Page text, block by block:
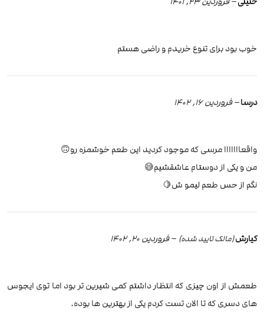
خوب بود برای تنوع خریدم و راضی هستم
درسا– فروردین 16, 1402
واقعااااااا مرسی که موجود کردید این طعم خوشمزه رو🙃
من و یکی از دوستام عاشقشیم😅
نگم از حس طعم لیمو ش🍋
کیارش(مالک تایید شده) –فروردین 20, 1402
طعمش از اون چیزی که انتظار داشتم کمی شیرین تر بود اما توی ایجوس
های دسری که تا الان تست کردم یکی از بهترین ها بوده.